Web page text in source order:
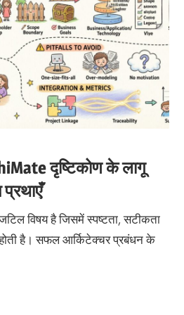
दृष्टिकोण के लागू
प्रथाएँ
विषय है जिसमें स्पष्टता, सटीकता
है। सफल आर्किटेक्चर प्रबंधन के